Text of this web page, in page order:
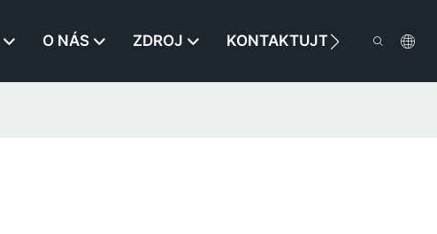
O NÁS ZDROJ KONTAKTUJTE NÁS